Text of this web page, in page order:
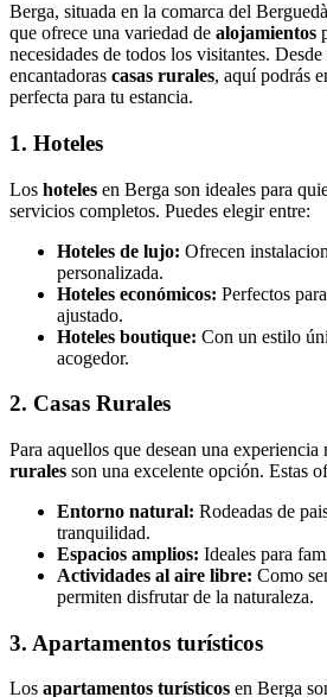
Berga, situada en la comarca del
que ofrece una variedad de alojamientos
necesidades de todos los visitantes. Desde
encantadoras casas rurales, aquí podrás
perfecta para tu estancia.
1. Hoteles
Los hoteles en Berga son ideales para
servicios completos. Puedes elegir entre:
Hoteles de lujo: Ofrecen
personalizada.
Hoteles económicos: Perfectos
ajustado.
Hoteles boutique: Con un estilo
acogedor.
2. Casas Rurales
Para aquellos que desean una experiencia
rurales son una excelente opción. Estas
Entorno natural: Rodeadas de
tranquilidad.
Espacios amplios: Ideales para
Actividades al aire libre: Como
permiten disfrutar de la naturaleza.
3. Apartamentos turísticos
Los apartamentos turísticos en Berga